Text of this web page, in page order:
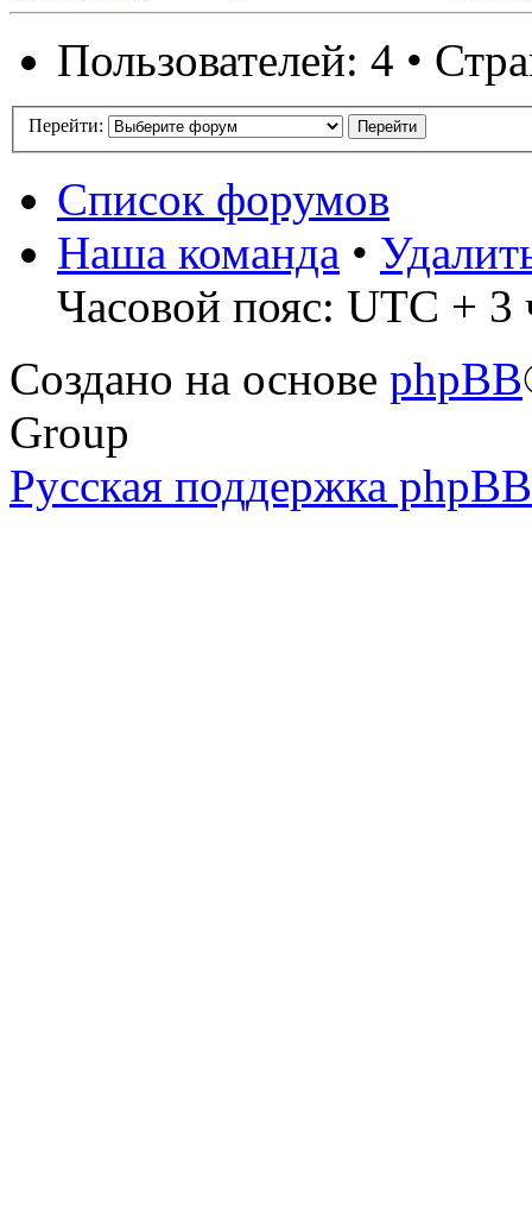
Пользователей: 4 •
Перейти:
Список форумов
Наша команда •
Часовой пояс: UTC + 3
Создано на основе phpBB
Group
Русская поддержка phpBB